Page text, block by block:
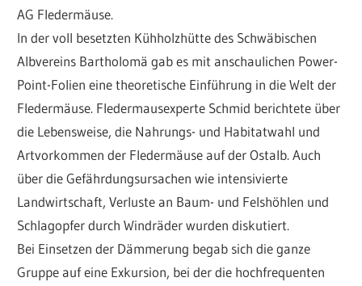
AG Fledermäuse.
In der voll besetzten Kühholzhütte des Schwäbischen
Albvereins Bartholomä gab es mit anschaulichen Power-
Point-Folien eine theoretische Einführung in die Welt der
Fledermäuse. Fledermausexperte Schmid berichtete über
die Lebensweise, die Nahrungs- und Habitatwahl und
Artvorkommen der Fledermäuse auf der Ostalb. Auch
über die Gefährdungsursachen wie intensivierte
Landwirtschaft, Verluste an Baum- und Felshöhlen und
Schlagopfer durch Windräder wurden diskutiert.
Bei Einsetzen der Dämmerung begab sich die ganze
Gruppe auf eine Exkursion, bei der die hochfrequenten